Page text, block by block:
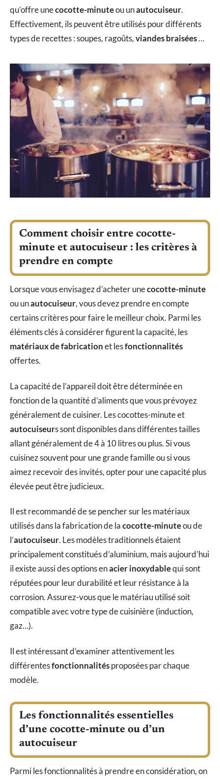
qu’offre unecocotte-minuteou unautocuiseur.
Effectivement, ils peuvent être utilisés pour différents
types de recettes : soupes, ragoûts,viandes braisées…
Comment choisir entre cocotte-
minute et autocuiseur : les critères à
prendre en compte
Lorsque vous envisagez d’acheter unecocotte-minute
ou unautocuiseur, vous devez prendre en compte
certains critères pour faire le meilleur choix. Parmi les
éléments clés à considérer figurent la capacité, les
matériaux de fabricationet lesfonctionnalités
offertes.
La capacité de l’appareil doit être déterminée en
fonction de la quantité d’aliments que vous prévoyez
généralement de cuisiner. Les cocottes-minute et
autocuiseurs sont disponibles dans différentes tailles
allant généralement de 4 à 10 litres ou plus. Si vous
cuisinez souvent pour une grande famille ou si vous
aimez recevoir des invités, opter pour une capacité plus
élevée peut être judicieux.
Il est recommandé de se pencher sur les matériaux
utilisés dans la fabrication de lacocotte-minuteou de
l’autocuiseur. Les modèles traditionnels étaient
principalement constitués d’aluminium, mais aujourd’hui
il existe aussi des options enacier inoxydablequi sont
réputées pour leur durabilité et leur résistance à la
corrosion. Assurez-vous que le matériau utilisé soit
compatible avec votre type de cuisinière (induction,
gaz…).
Il est intéressant d’examiner attentivement les
différentesfonctionnalitésproposées par chaque
modèle.
Les fonctionnalités essentielles
d’une cocotte-minute ou d’un
autocuiseur
Parmi les fonctionnalités à prendre en considération, on